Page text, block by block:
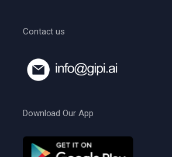
Contact us
Download Our App